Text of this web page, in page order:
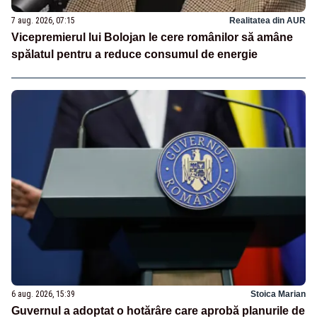
7 aug. 2026, 07:15 Realitatea din AUR
Vicepremierul lui Bolojan le cere românilor să amâne
spălatul pentru a reduce consumul de energie
6 aug. 2026, 15:39 Stoica Marian
Guvernul a adoptat o hotărâre care aprobă planurile de